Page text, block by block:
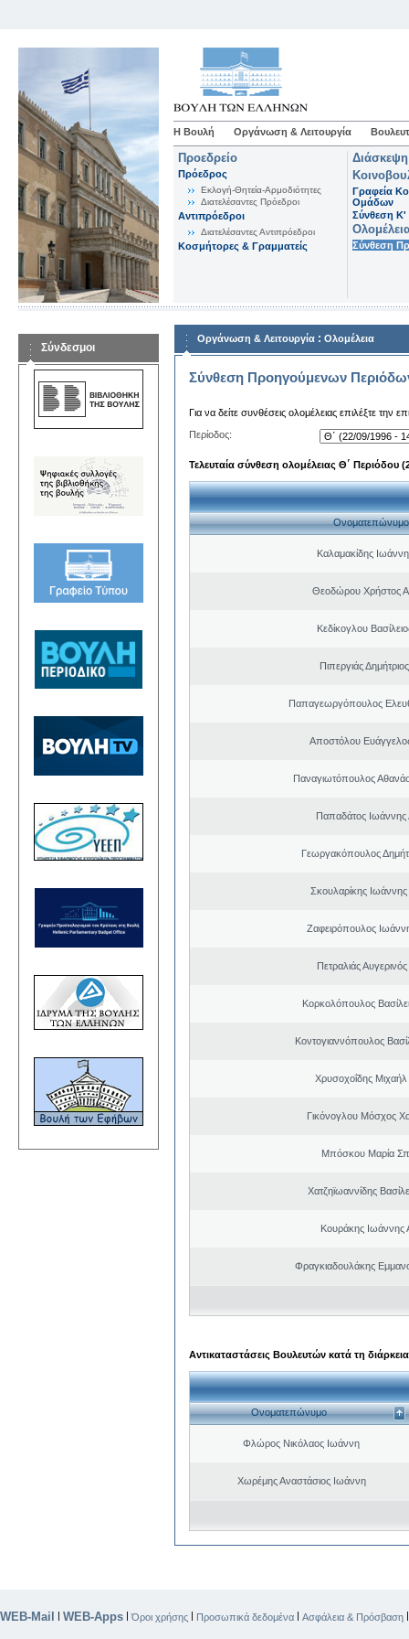
Η Βουλή Οργάνωση & Λειτουργία
Προεδρείο
Πρόεδρος
Εκλογή-Θητεία-Αρμοδιότητες
Διατελέσαντες Πρόεδροι
Αντιπρόεδροι
Διατελέσαντες Αντιπρόεδροι
Κοσμήτορες & Γραμματείς
Γραφεία
Ομάδων
Σύνθεση K'
Σύνθεση
Σύνδεσμοι
Οργάνωση & Λειτουργία : Ολομέλεια
Σύνθεση Προηγούμενων
Για να δείτε συνθέσεις ολομέλειας επιλέξτε την
Περίοδος:
Τελευταία σύνθεση ολομέλειας Θ΄ Περιόδου
Ονοματεπώνυμο
Καλαμακίδης
Θεοδώρου Χρήστος
Κεδίκογλου
Πιπεργιάς
Παπαγεωργόπουλος
Αποστόλου
Παναγιωτόπουλος
Παπαδάτος Ιωάννης
Γεωργακόπουλος
Σκουλαρίκης
Ζαφειρόπουλος
Πετραλιάς
Κορκολόπουλος
Κοντογιαννόπουλος
Χρυσοχοΐδης Μιχαήλ
Γικόνογλου Μόσχος
Μπόσκου Μαρία
Χατζηϊωαννίδης
Κουράκης Ιωάννης
Φραγκιαδουλάκης
Αντικαταστάσεις Βουλευτών κατά τη
Ονοματεπώνυμο
Φλώρος Νικόλαος Ιωάννη
Χωρέμης Αναστάσιος Ιωάννη
WEB-Mail | WEB-Apps |Όροι χρήσης | Προσωπικά δεδομένα | Ασφάλεια & Πρόσβαση